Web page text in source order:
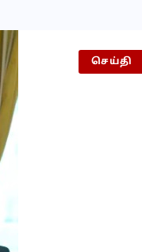
செய்தி